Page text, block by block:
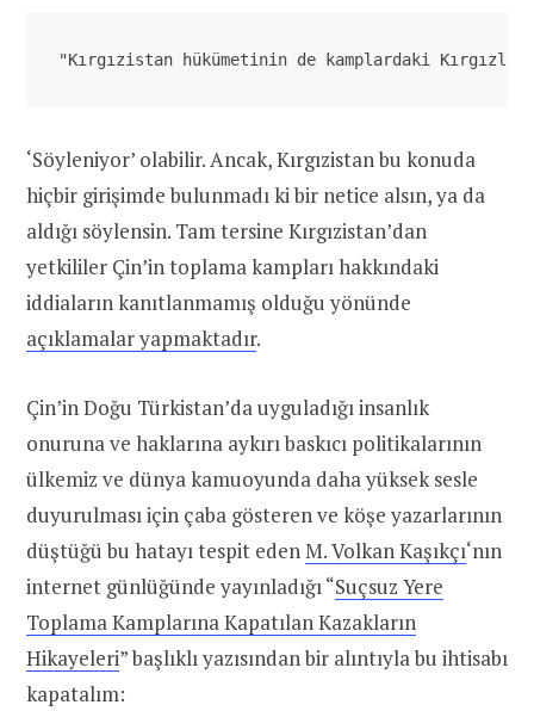
"Kırgızistan hükümetinin de kamplardaki
‘Söyleniyor’ olabilir. Ancak, Kırgızistan bu konuda
hiçbir girişimde bulunmadı ki bir netice alsın, ya da
aldığı söylensin. Tam tersine Kırgızistan’dan
yetkililer Çin’in toplama kampları hakkındaki
iddiaların kanıtlanmamış olduğu yönünde
açıklamalar yapmaktadır.
Çin’in Doğu Türkistan’da uyguladığı insanlık
onuruna ve haklarına aykırı baskıcı politikalarının
ülkemiz ve dünya kamuoyunda daha yüksek sesle
duyurulması için çaba gösteren ve köşe yazarlarının
düştüğü bu hatayı tespit edenM. Volkan Kaşıkçı‘nın
internet günlüğünde yayınladığı “Suçsuz Yere
Toplama Kamplarına Kapatılan Kazakların
Hikayeleri” başlıklı yazısından bir alıntıyla bu ihtisabı
kapatalım: